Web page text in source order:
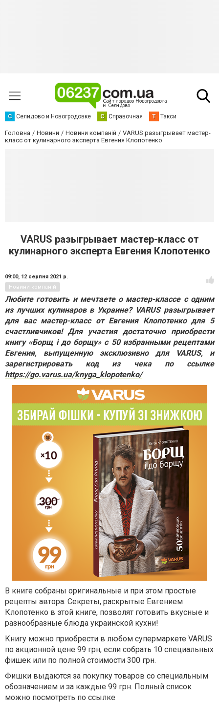
С Селидово и Новогродовке С Справочная Т Такси
Головна Новини Новини компаній
VARUS разыгрывает мастер-
класс от кулинарного эксперта Евгения Клопотенко
VARUS разыгрывает мастер-класс от
кулинарного эксперта Евгения Клопотенко
09:00, 12 серпня 2021 р.
Новини компаній
Любите готовить и мечтаете о мастер-классе с одним
из лучших кулинаров в Украине? VARUS разыгрывает
для вас мастер-класс от Евгения Клопотенко для 5
счастливчиков! Для участия достаточно приобрести
книгу «Борщ і до борщу» с 50 избранными рецептами
Евгения, выпущенную эксклюзивно для VARUS, и
зарегистрировать код из чека по ссылке
https://go.varus.ua/knyga_klopotenko/
В книге собраны оригинальные и при этом простые
рецепты автора. Секреты, раскрытые Евгением
Клопотенко в этой книге, позволят готовить вкусные и
разнообразные блюда украинской кухни!
Книгу можно приобрести в любом супермаркете VARUS
по акционной цене 99 грн, если собрать 10 специальных
фишек или по полной стоимости 300 грн.
Фишки выдаются за покупку товаров со специальным
обозначением и за каждые 99 грн. Полный список
можно посмотреть по ссылке